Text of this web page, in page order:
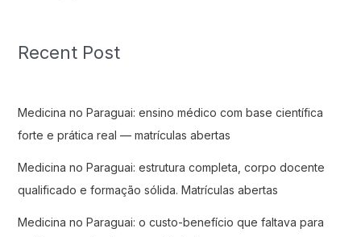
Recent Post
Medicina no Paraguai: ensino médico com base científica
forte e prática real — matrículas abertas
Medicina no Paraguai: estrutura completa, corpo docente
qualificado e formação sólida. Matrículas abertas
Medicina no Paraguai: o custo-benefício que faltava para